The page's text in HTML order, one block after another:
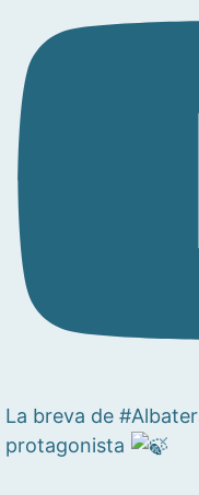
La breva de
protagonista